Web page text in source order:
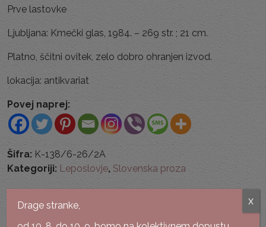
Prve lastovke
Ljubljana: Kmečki glas, 1984. – 269 str. ; 21 cm.
Platno, ščitni ovitek, zelo dobro ohranjen izvod.
lokacija: antikvariat
Povej naprej:
Šifra: K-138/6-26/2A
Kategoriji: Leposlovje, Slovenska proza
Podobne knjige
Drage stranke,
x